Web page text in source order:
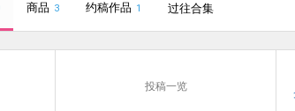
商品 3 约稿作品 1 过往合集
投稿一览